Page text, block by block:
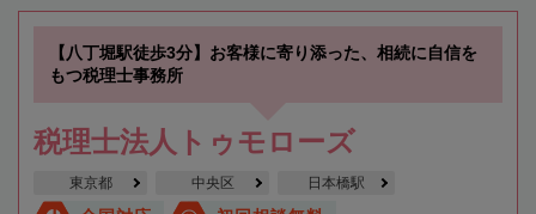
【八丁堀駅徒歩3分】お客様に寄り添った、相続に自信を
もつ税理士事務所
税理士法人トゥモローズ
東京都 中央区 日本橋駅